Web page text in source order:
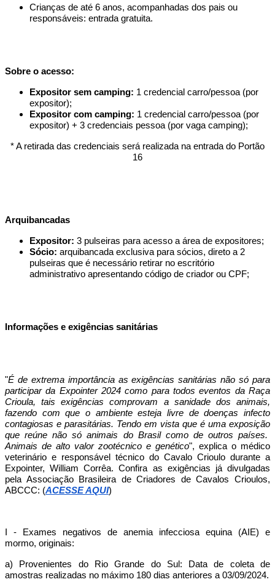
Crianças de até 6 anos, acompanhadas dos pais ou
responsáveis: entrada gratuita.
Sobre o acesso:
Expositor sem camping: 1 credencial carro/pessoa (por
expositor);
Expositor com camping: 1 credencial carro/pessoa (por
expositor) + 3 credenciais pessoa (por vaga camping);
* A retirada das credenciais será realizada na entrada do Portão
16
Arquibancadas
Expositor: 3 pulseiras para acesso a área de expositores;
Sócio: arquibancada exclusiva para sócios, direto a 2
pulseiras que é necessário retirar no escritório
administrativo apresentando código de criador ou CPF;
Informações e exigências sanitárias
"É de extrema importância as exigências sanitárias não só para
participar da Expointer 2024 como para todos eventos da Raça
Crioula, tais exigências comprovam a sanidade dos animais,
fazendo com que o ambiente esteja livre de doenças infecto
contagiosas e parasitárias. Tendo em vista que é uma exposição
que reúne não só animais do Brasil como de outros países.
Animais de alto valor zootécnico e genético", explica o médico
veterinário e responsável técnico do Cavalo Crioulo durante a
Expointer, William Corrêa. Confira as exigências já divulgadas
pela Associação Brasileira de Criadores de Cavalos Crioulos,
ABCCC: (ACESSE AQUI)
I - Exames negativos de anemia infecciosa equina (AIE) e
mormo, originais:
a) Provenientes do Rio Grande do Sul: Data de coleta de
amostras realizadas no máximo 180 dias anteriores a 03/09/2024.